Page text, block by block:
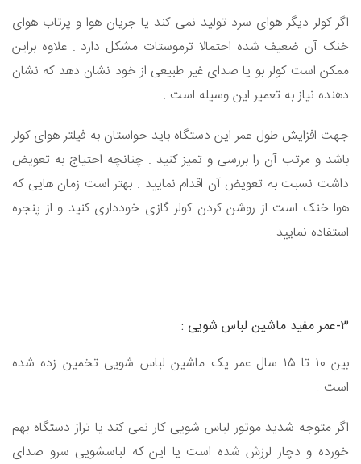
اگر کولر دیگر هوای سرد تولید نمی کند یا جریان هوا و پرتاب هوای
خنک آن ضعیف شده احتمالا ترموستات مشکل دارد . علاوه براین
ممکن است کولر بو یا صدای غیر طبیعی از خود نشان دهد که نشان
دهنده نیاز به تعمیر این وسیله است .
جهت افزایش طول عمر این دستگاه باید حواستان به فیلتر هوای کولر
باشد و مرتب آن را بررسی و تمیز کنید . چنانچه احتیاج به تعویض
داشت نسبت به تعویض آن اقدام نمایید . بهتر است زمان هایی که
هوا خنک است از روشن کردن کولر گازی خودداری کنید و از پنجره
استفاده نمایید .
۳-عمر مفید ماشین لباس شویی :
بین ۱۰ تا ۱۵ سال عمر یک ماشین لباس شویی تخمین زده شده
است .
اگر متوجه شدید موتور لباس شویی کار نمی کند یا تراز دستگاه بهم
خورده و دچار لرزش شده است یا این که لباسشویی سرو صدای